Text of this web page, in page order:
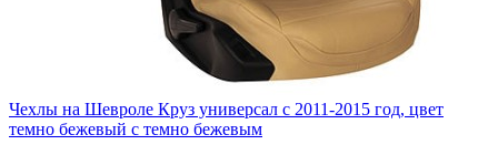
Чехлы на Шевроле Круз универсал с 2011-2015 год, цвет
темно бежевый с темно бежевым